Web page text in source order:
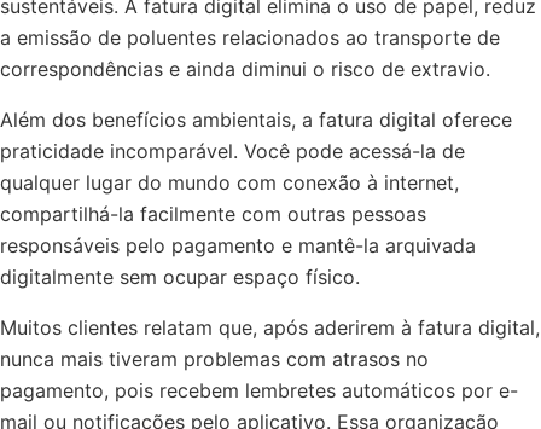
sustentáveis. A fatura digital elimina o uso de papel, reduz
a emissão de poluentes relacionados ao transporte de
correspondências e ainda diminui o risco de extravio.
Além dos benefícios ambientais, a fatura digital oferece
praticidade incomparável. Você pode acessá-la de
qualquer lugar do mundo com conexão à internet,
compartilhá-la facilmente com outras pessoas
responsáveis pelo pagamento e mantê-la arquivada
digitalmente sem ocupar espaço físico.
Muitos clientes relatam que, após aderirem à fatura digital,
nunca mais tiveram problemas com atrasos no
pagamento, pois recebem lembretes automáticos por e-
mail ou notificações pelo aplicativo. Essa organização